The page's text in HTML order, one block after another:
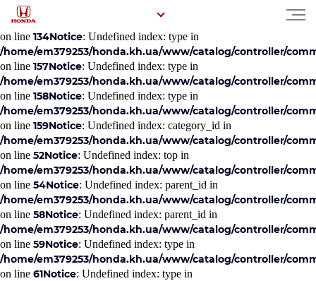
Notice
/home/em379253/honda.kh.ua/www/catalog/controller/
on line 134Notice: Undefined index: type in
/home/em379253/honda.kh.ua/www/catalog/controller/
on line 157Notice: Undefined index: type in
/home/em379253/honda.kh.ua/www/catalog/controller/
on line 158Notice: Undefined index: type in
/home/em379253/honda.kh.ua/www/catalog/controller/
on line 159Notice: Undefined index: category_id in
/home/em379253/honda.kh.ua/www/catalog/controller/
on line 52Notice: Undefined index: top in
/home/em379253/honda.kh.ua/www/catalog/controller/
on line 54Notice: Undefined index: parent_id in
/home/em379253/honda.kh.ua/www/catalog/controller/
on line 58Notice: Undefined index: parent_id in
/home/em379253/honda.kh.ua/www/catalog/controller/
on line 59Notice: Undefined index: type in
/home/em379253/honda.kh.ua/www/catalog/controller/
on line 61Notice: Undefined index: type in